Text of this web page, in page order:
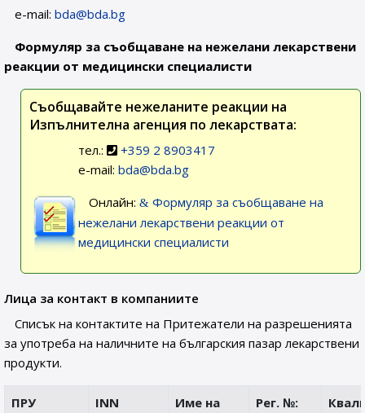
e-mail:bda@bda.bg
Формуляр за съобщаване на нежелани лекарствени
реакции от медицински специалисти
Съобщавайте нежеланите реакции на
Изпълнителна агенция по лекарствата:
тел.:
+359 2 8903417
e-mail:bda@bda.bg
Онлайн:
Формуляр за съобщаване на
нежелани лекарствени реакции от
медицински специалисти
Лица за контакт в компаниите
Списък на контактите на Притежатели на разрешенията
за употреба на наличните на българския пазар лекарствени
продукти.
ПРУ INN
Име на
Рег. №: